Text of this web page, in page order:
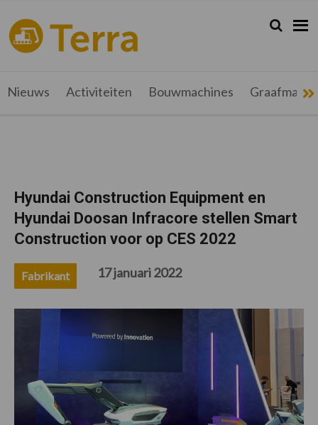
de
hoofdnavigatie
de
hoofd
inhoud
de
eerste
sidebar
de
voettekst
terramag.be
Alles
over
en
Zoeken...
Zoek
Nieuws Activiteiten Bouwmachines
Hyundai Construction Equipment en
Hyundai Doosan Infracore stellen Smart
Construction voor op CES 2022
Fabrikant 17 januari 2022